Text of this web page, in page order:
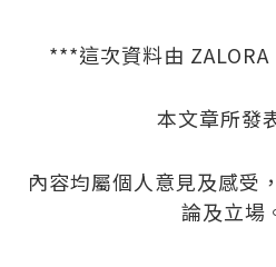
***這次資料由 ZALORA
本文章所發
內容均屬個人意見及感受
論及立場